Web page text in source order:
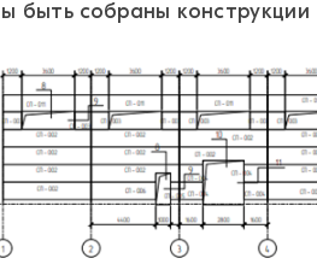
быть собраны конструкции